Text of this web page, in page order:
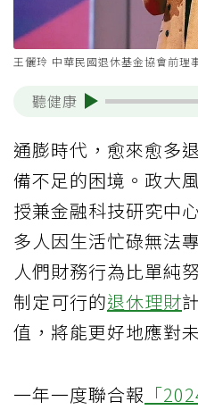
王儷玲 中華民國退休基金協會前
聽健康
通膨時代，愈來愈多
備不足的困境。政大
授兼金融科技研究中
多人因生活忙碌無法
人們財務行為比單純
制定可行的退休理財
值，將能更好地應對
一年一度聯合報 「